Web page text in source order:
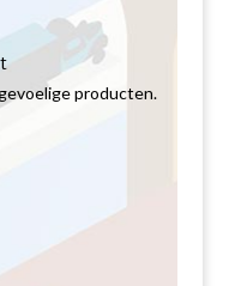
producten.